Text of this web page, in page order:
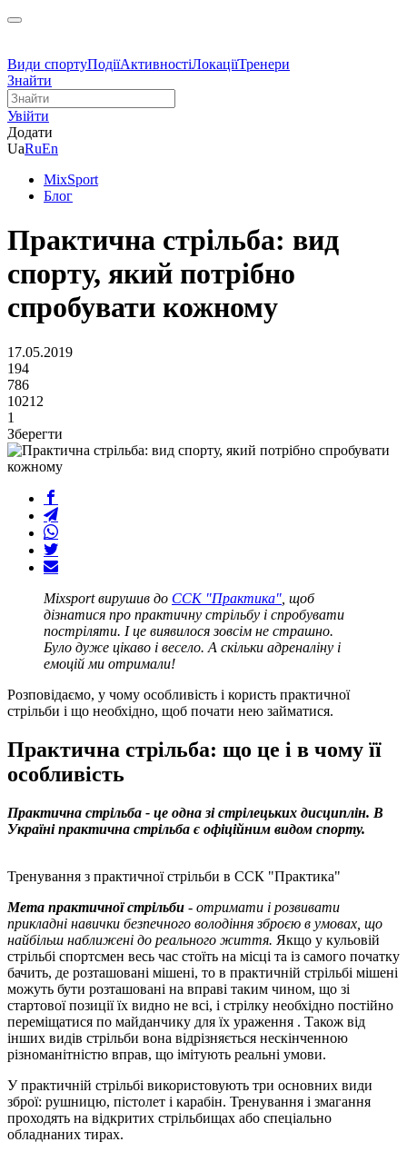
Види спортуПодіїАктивностіЛокаціїТренери
Знайти
Увійти
Додати
UaRuEn
MixSport
Блог
Практична стрільба: вид
спорту, який потрібно
спробувати кожному
17.05.2019
194
786
10212
1
Зберегти
Mixsport вирушив до ССК "Практика" , щоб
дізнатися про практичну стрільбу і спробувати
постріляти. І це виявилося зовсім не страшно.
Було дуже цікаво і весело. А скільки адреналіну і
емоцій ми отримали!
Розповідаємо, у чому особливість і користь практичної
стрільби і що необхідно, щоб почати нею займатися.
Практична стрільба: що це і в чому її
особливість
Практична стрільба - це одна зі стрілецьких дисциплін. В
Україні практична стрільба є офіційним видом спорту.
Тренування з практичної стрільби в ССК "Практика"
Мета практичної стрільби - отримати і розвивати
прикладні навички безпечного володіння зброєю в умовах, що
найбільш наближені до реального життя. Якщо у кульовій
стрільбі спортсмен весь час стоїть на місці та із самого початку
бачить, де розташовані мішені, то в практичній стрільбі мішені
можуть бути розташовані на вправі таким чином, що зі
стартової позиції їх видно не всі, і стрілку необхідно постійно
переміщатися по майданчику для їх ураження . Також від
інших видів стрільби вона відрізняється нескінченною
різноманітністю вправ, що імітують реальні умови.
У практичній стрільбі використовують три основних види
зброї: рушницю, пістолет і карабін. Тренування і змагання
проходять на відкритих стрільбищах або спеціально
обладнаних тирах.